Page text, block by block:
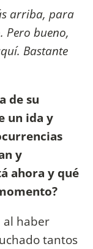
arriba, para
Pero bueno,
Bastante
de su
un ida y
y
ahora y qué
haber
tantos